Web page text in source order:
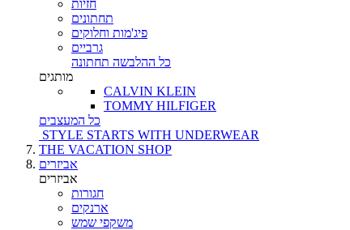
חזיות
תחתונים
פיג'מות וחלוקים
גרביים
כל ההלבשה תחתונה
מותגים
CALVIN KLEIN
TOMMY HILFIGER
כל המעצבים
STYLE STARTS WITH UNDERWEAR
THE VACATION SHOP
אביזרים
אביזרים
חגורות
ארנקים
משקפי שמש